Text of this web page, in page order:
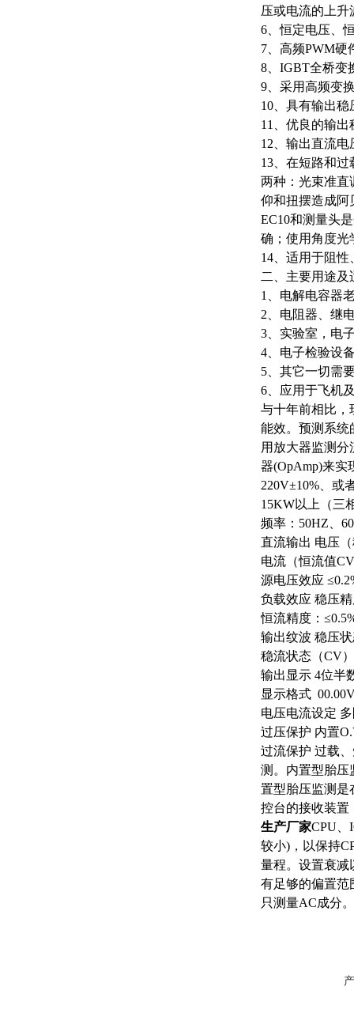
压或电流的上
6、恒定电压、
7、高频PWM硬
8、IGBT全桥变
9、采用高频变
10、具有输出
11、优良的输出
12、输出直流
13、在短路和
两种：光束准直
仰和扭摆造成阿
EC10和测量头
确；使用角度光
14、适用于阻
二、主要用途及
1、电解电容器
2、电阻器、继
3、实验室，电
4、电子检验设
5、其它一切需
6、应用于飞机
与十年前相比，
能效。预测系统
用放大器监测
器(OpAmp)来实
220V±10%、或
15KW以上（三
频率： 50HZ、
直流输出 电压
电流（恒流值
源电压效应
负载效应 稳压
恒流精度：
输出纹波 稳压
稳流状态（CV
输出显示 4位半
显示格式
电压电流设定
过压保护 内置
过流保护 过载
测。内置型胎压
置型胎压监测是
控台的接收装置
生产厂家CPU、
较小)，以保持
量程。设置衰减
有足够的偏置范
只测量AC成分。